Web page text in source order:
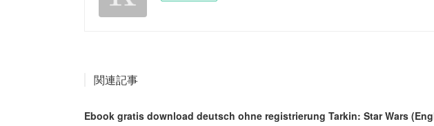
関連記事
Ebook gratis download deutsch ohne registrierung Tarkin: Star Wars